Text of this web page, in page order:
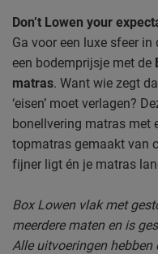
Don’t Lowen your
Ga voor een luxe sfeer
een bodemprijsje met de
matras. Want wie zegt
‘eisen’ moet verlagen?
bonellvering matras met
topmatras gemaakt van
fijner ligt én je matras
Box Lowen vlak met
meerdere maten en is
Alle uitvoeringen